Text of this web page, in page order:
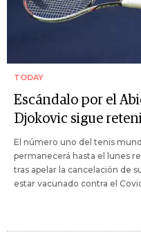
TODAY
Escándalo por el
Djokovic sigue
El número uno del tenis
permanecerá hasta el lunes
tras apelar la cancelación de
estar vacunado contra el